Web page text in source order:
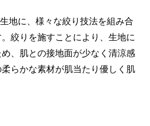
地に、様々な絞り技法を組み合
絞りを施すことにより、生地に
、肌との接地面が少なく清涼感
らかな素材が肌当たり優しく肌